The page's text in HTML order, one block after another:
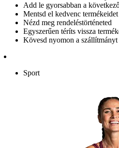
Add le gyorsabban a
Mentsd el kedvenc termékeidet
Nézd meg rendeléstörténeted
Egyszerűen téríts vissza
Kövesd nyomon a szállítmányt
Sport